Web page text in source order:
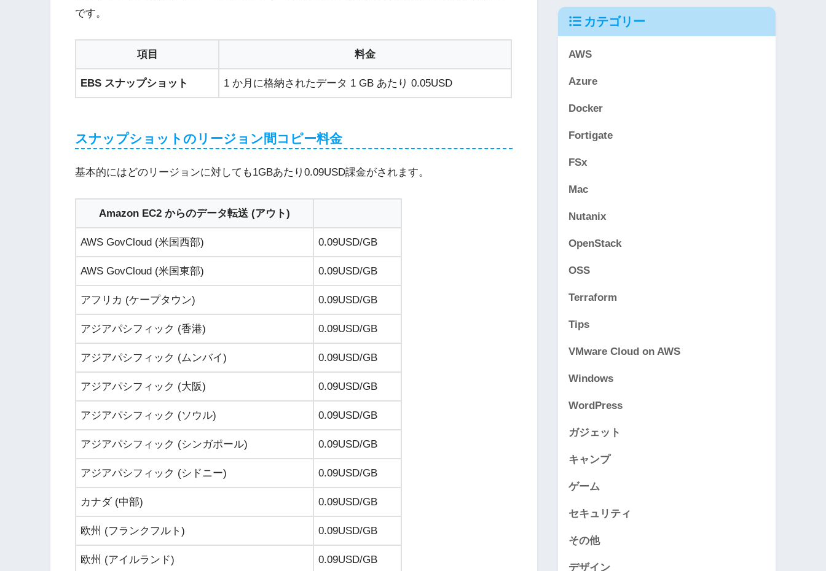
です。
項目 料金
EBS スナップショット 1 か月に格納されたデータ 1 GB あたり 0.05USD
スナップショットのリージョン間コピー料金
基本的にはどのリージョンに対しても1GBあたり0.09USD課金がされます。
Amazon EC2 からのデータ転送 (アウト)
AWS GovCloud (米国西部) 0.09USD/GB
AWS GovCloud (米国東部) 0.09USD/GB
アフリカ (ケープタウン) 0.09USD/GB
アジアパシフィック (香港) 0.09USD/GB
アジアパシフィック (ムンバイ) 0.09USD/GB
アジアパシフィック (大阪) 0.09USD/GB
アジアパシフィック (ソウル) 0.09USD/GB
アジアパシフィック (シンガポール) 0.09USD/GB
アジアパシフィック (シドニー) 0.09USD/GB
カナダ (中部) 0.09USD/GB
欧州 (フランクフルト) 0.09USD/GB
欧州 (アイルランド) 0.09USD/GB
カテゴリー
AWS
Azure
Docker
Fortigate
FSx
Mac
Nutanix
OpenStack
OSS
Terraform
Tips
VMware Cloud on AWS
Windows
WordPress
ガジェット
キャンプ
ゲーム
セキュリティ
その他
デザイン